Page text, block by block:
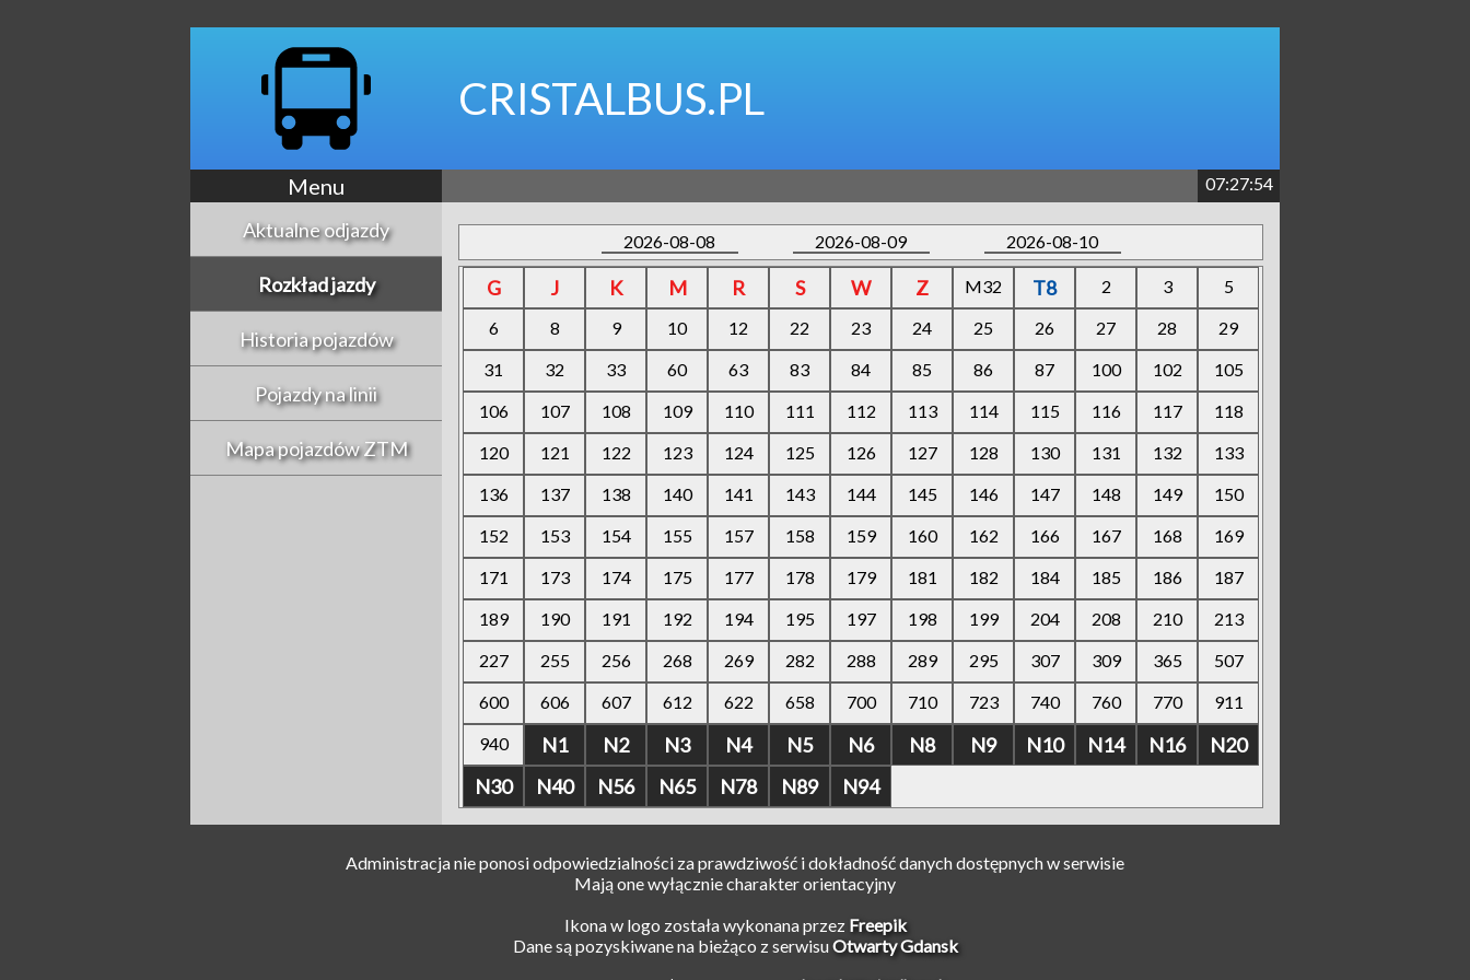
CRISTALBUS.PL
Menu 07:27:54
Aktualne odjazdy
Rozkład jazdy
Historia pojazdów
Pojazdy na linii
Mapa pojazdów ZTM
2026-08-08 2026-08-09 2026-08-10
G J K M R S W Z M32 T8 2 3
5
6
8 9 10 12 22 23 24 25 26 27 28
29
31
32 33 60 63 83 84 85 86 87 100 102
105
106
107 108 109 110 111 112 113 114 115 116 117
118
120
121 122 123 124 125 126 127 128 130 131 132
133
136
137 138 140 141 143 144 145 146 147 148 149
150
152
153 154 155 157 158 159 160 162 166 167 168
169
171
173 174 175 177 178 179 181 182 184 185 186
187
189
190 191 192 194 195 197 198 199 204 208 210
213
227
255 256 268 269 282 288 289 295 307 309 365
507
600
606 607 612 622 658 700 710 723 740 760 770
911
940
N1 N2 N3 N4 N5 N6 N8 N9 N10 N14 N16
N20
N30
N40 N56 N65 N78 N89 N94
Administracja nie ponosi odpowiedzialności za prawdziwość i dokładność danych dostępnych w serwisie
Mają one wyłącznie charakter orientacyjny
Ikona w logo została wykonana przez Freepik
Dane są pozyskiwane na bieżąco z serwisuOtwarty Gdansk